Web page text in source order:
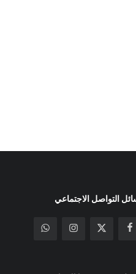
التواصل الاجتماعي